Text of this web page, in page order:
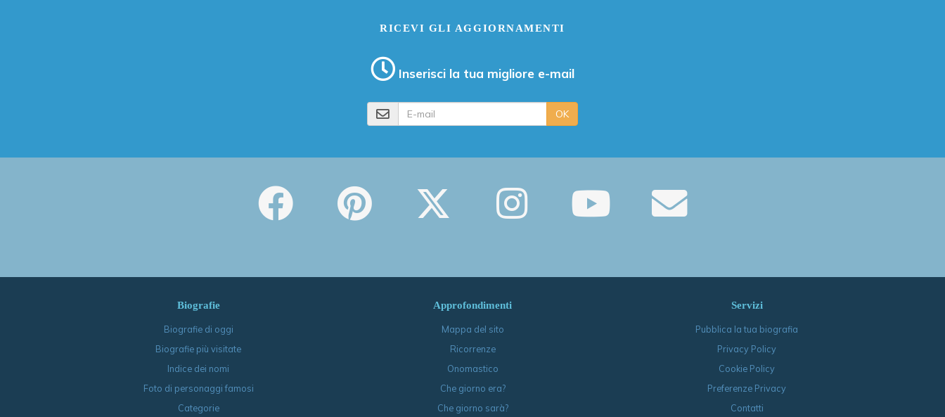
RICEVI GLI AGGIORNAMENTI
Inserisci la tua migliore e-mail
OK
Biografie
Biografie di oggi
Biografie più visitate
Indice dei nomi
Foto di personaggi famosi
Categorie
Approfondimenti
Mappa del sito
Ricorrenze
Onomastico
Che giorno era?
Che giorno sarà?
Servizi
Pubblica la tua biografia
Privacy Policy
Cookie Policy
Preferenze Privacy
Contatti